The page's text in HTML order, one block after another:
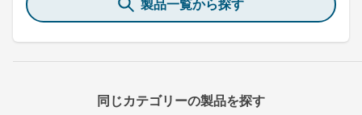
製品一覧から探す
同じカテゴリーの製品を探す